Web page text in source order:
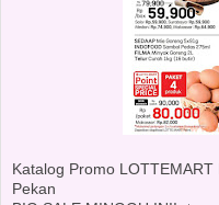
Katalog Promo
Pekan